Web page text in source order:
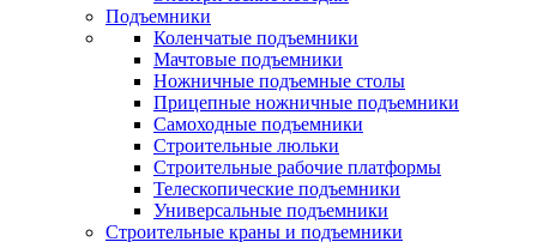
Подъемники
Коленчатые подъемники
Мачтовые подъемники
Ножничные подъемные столы
Прицепные ножничные подъемники
Самоходные подъемники
Строительные люльки
Строительные рабочие платформы
Телескопические подъемники
Универсальные подъемники
Строительные краны и подъемники